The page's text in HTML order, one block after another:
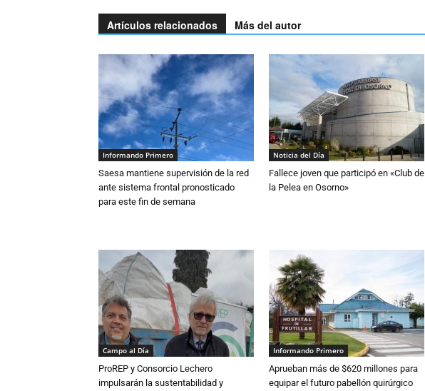
Artículos relacionados Más del autor
Informando Primero
Saesa mantiene supervisión de la red
ante sistema frontal pronosticado
para este fin de semana
Noticia del Día
Fallece joven que participó en «Club de
la Pelea en Osorno»
Campo al Día
ProREP y Consorcio Lechero
impulsarán la sustentabilidad y
Informando Primero
Aprueban más de $620 millones para
equipar el futuro pabellón quirúrgico